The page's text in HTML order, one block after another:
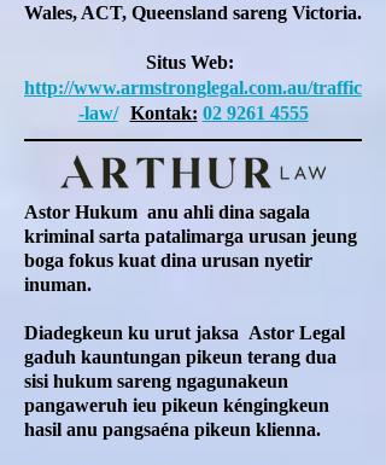
Wales, ACT, Queensland sareng Victoria.
Situs Web:
http://www.armstronglegal.com.au/traffic
-law/
Kontak: 02 9261 4555
Astor Hukum anu ahli dina sagala
kriminal sarta patalimarga urusan jeung
boga fokus kuat dina urusan nyetir
inuman.
Diadegkeun ku urut jaksa Astor Legal
gaduh kauntungan pikeun terang dua
sisi hukum sareng ngagunakeun
pangaweruh ieu pikeun kéngingkeun
hasil anu pangsaéna pikeun klienna.